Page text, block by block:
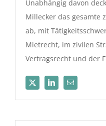
Unabhängig davon
Millecker das gesamte
ab, mit
Mietrecht, im zivilen
Vertragsrecht und der